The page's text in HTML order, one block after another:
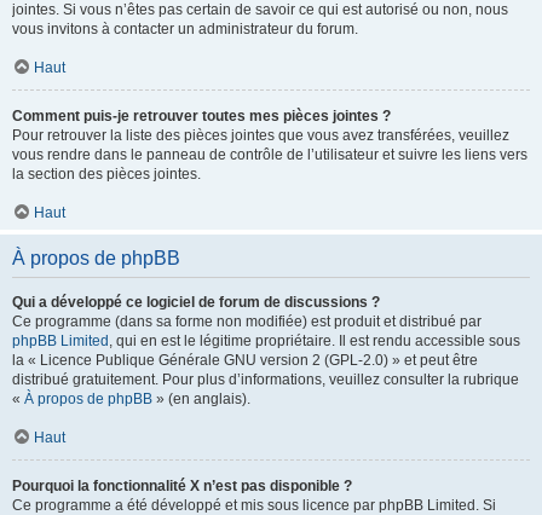
jointes. Si vous n’êtes pas certain de savoir ce qui est autorisé ou non, nous
vous invitons à contacter un administrateur du forum.
Haut
Comment puis-je retrouver toutes mes pièces jointes ?
Pour retrouver la liste des pièces jointes que vous avez transférées, veuillez
vous rendre dans le panneau de contrôle de l’utilisateur et suivre les liens vers
la section des pièces jointes.
Haut
À propos de phpBB
Qui a développé ce logiciel de forum de discussions ?
Ce programme (dans sa forme non modifiée) est produit et distribué par
phpBB Limited , qui en est le légitime propriétaire. Il est rendu accessible sous
la « Licence Publique Générale GNU version 2 (GPL-2.0) » et peut être
distribué gratuitement. Pour plus d’informations, veuillez consulter la rubrique
« À propos de phpBB » (en anglais).
Haut
Pourquoi la fonctionnalité X n’est pas disponible ?
Ce programme a été développé et mis sous licence par phpBB Limited. Si